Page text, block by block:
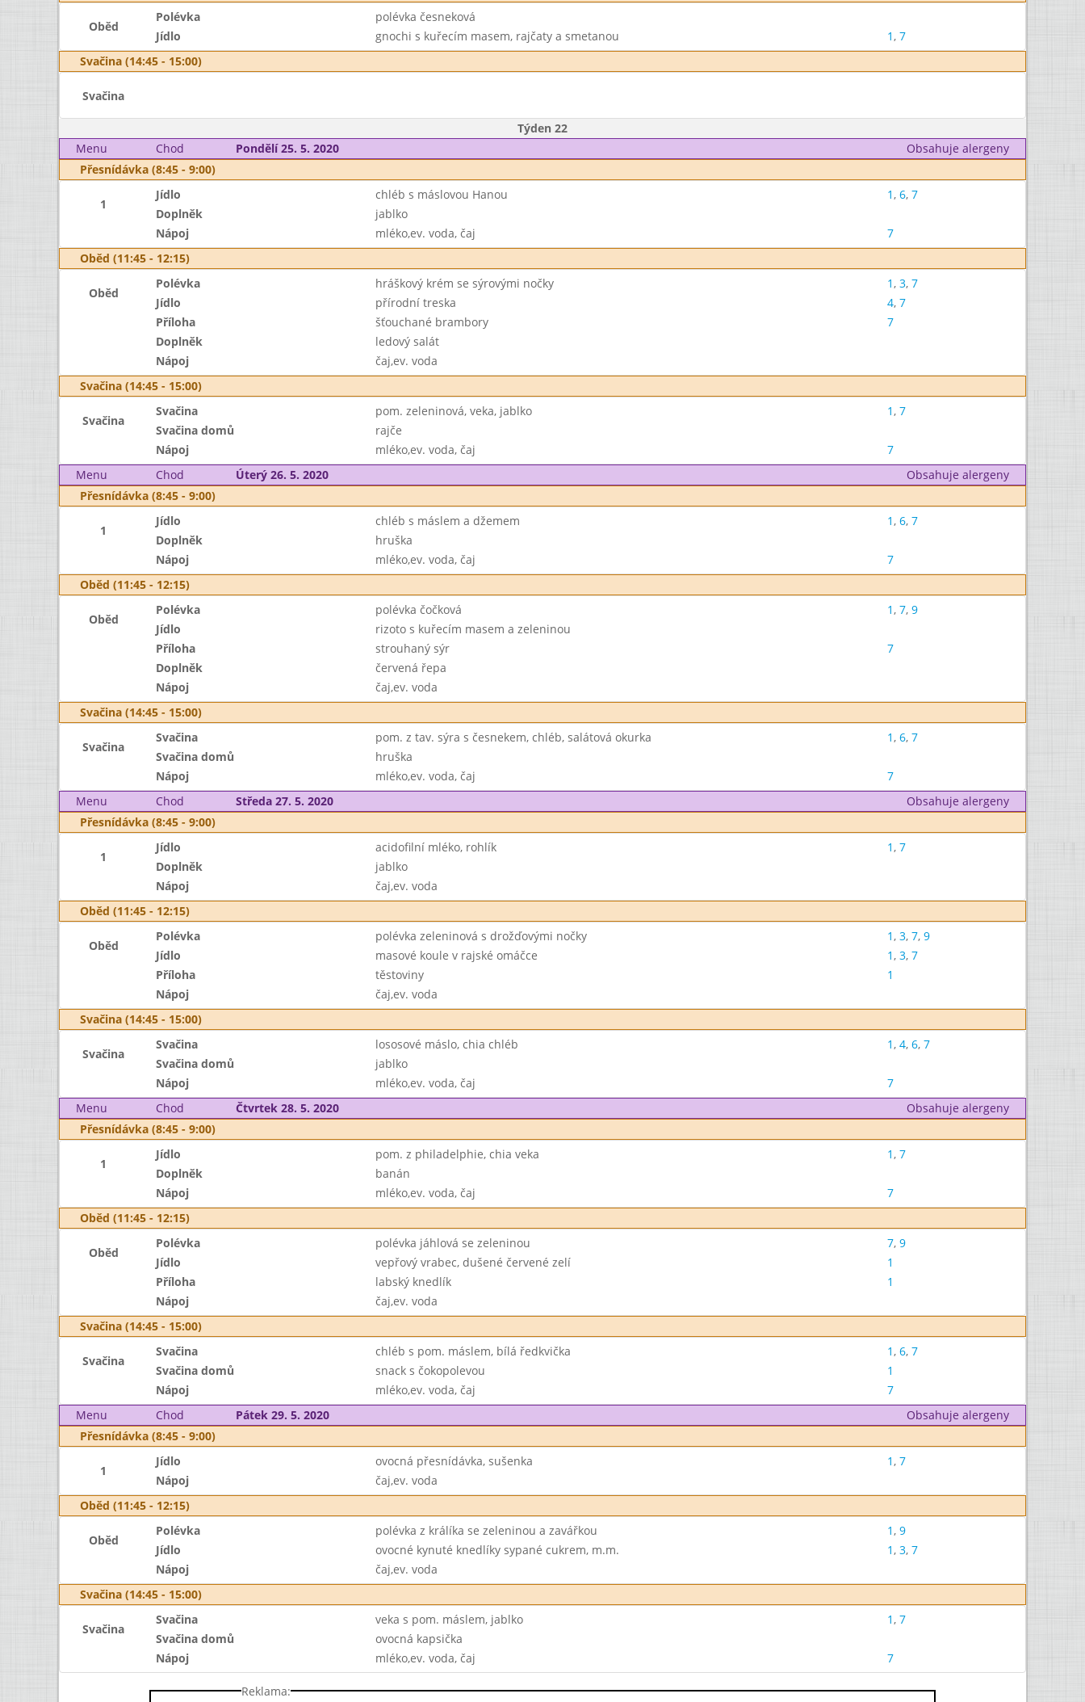
Oběd
Polévka
polévka česneková
Jídlo
gnochi s kuřecím masem, rajčaty a smetanou 1, 7
Svačina (14:45 - 15:00)
Svačina
Týden 22
Menu
Chod Pondělí 25. 5. 2020
Obsahuje alergeny
Přesnídávka (8:45 - 9:00)
1
Jídlo chléb s máslovou Hanou 1, 6, 7
Doplněk
jablko
Nápoj
mléko,ev. voda, čaj
7
Oběd (11:45 - 12:15)
Oběd
Polévka hráškový krém se sýrovými nočky 1, 3, 7
Jídlo
přírodní treska 4, 7
Příloha
šťouchané brambory
7
Doplněk
ledový salát
Nápoj
čaj,ev. voda
Svačina (14:45 - 15:00)
Svačina
Svačina pom. zeleninová, veka, jablko 1, 7
Svačina domů
rajče
Nápoj
mléko,ev. voda, čaj
7
Menu
Chod Úterý 26. 5. 2020
Obsahuje alergeny
Přesnídávka (8:45 - 9:00)
1
Jídlo chléb s máslem a džemem 1, 6, 7
Doplněk
hruška
Nápoj
mléko,ev. voda, čaj
7
Oběd (11:45 - 12:15)
Oběd
Polévka polévka čočková 1, 7, 9
Jídlo
rizoto s kuřecím masem a zeleninou
Příloha
strouhaný sýr
7
Doplněk
červená řepa
Nápoj
čaj,ev. voda
Svačina (14:45 - 15:00)
Svačina
Svačina pom. z tav. sýra s česnekem, chléb, salátová okurka 1, 6, 7
Svačina domů
hruška
Nápoj
mléko,ev. voda, čaj
7
Menu
Chod Středa 27. 5. 2020
Obsahuje alergeny
Přesnídávka (8:45 - 9:00)
1
Jídlo acidofilní mléko, rohlík 1, 7
Doplněk
jablko
Nápoj
čaj,ev. voda
Oběd (11:45 - 12:15)
Oběd
Polévka polévka zeleninová s drožďovými nočky 1, 3, 7, 9
Jídlo
masové koule v rajské omáčce 1, 3, 7
Příloha
těstoviny
1
Nápoj
čaj,ev. voda
Svačina (14:45 - 15:00)
Svačina
Svačina lososové máslo, chia chléb 1, 4, 6, 7
Svačina domů
jablko
Nápoj
mléko,ev. voda, čaj
7
Menu
Chod Čtvrtek 28. 5. 2020
Obsahuje alergeny
Přesnídávka (8:45 - 9:00)
1
Jídlo pom. z philadelphie, chia veka 1, 7
Doplněk
banán
Nápoj
mléko,ev. voda, čaj
7
Oběd (11:45 - 12:15)
Oběd
Polévka polévka jáhlová se zeleninou 7, 9
Jídlo
vepřový vrabec, dušené červené zelí
1
Příloha
labský knedlík
1
Nápoj
čaj,ev. voda
Svačina (14:45 - 15:00)
Svačina
Svačina chléb s pom. máslem, bílá ředkvička 1, 6, 7
Svačina domů
snack s čokopolevou
1
Nápoj
mléko,ev. voda, čaj
7
Menu
Chod Pátek 29. 5. 2020
Obsahuje alergeny
Přesnídávka (8:45 - 9:00)
1
Jídlo ovocná přesnídávka, sušenka 1, 7
Nápoj
čaj,ev. voda
Oběd (11:45 - 12:15)
Oběd
Polévka polévka z králíka se zeleninou a zavářkou 1, 9
Jídlo
ovocné kynuté knedlíky sypané cukrem, m.m. 1, 3, 7
Nápoj
čaj,ev. voda
Svačina (14:45 - 15:00)
Svačina
Svačina veka s pom. máslem, jablko 1, 7
Svačina domů
ovocná kapsička
Nápoj
mléko,ev. voda, čaj 7
Reklama: